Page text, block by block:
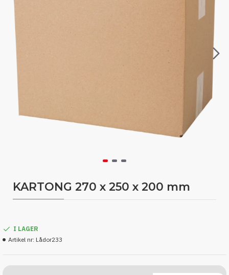
KARTONG 270 x 250 x 200 mm
I LAGER
Artikel nr: Lådor233